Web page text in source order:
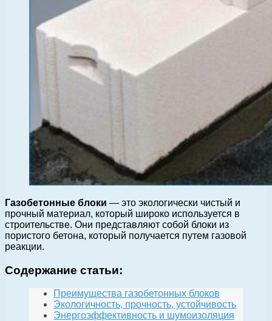
Газобетонные блоки — это экологически чистый и
прочный материал, который широко используется в
строительстве. Они представляют собой блоки из
пористого бетона, который получается путем газовой
реакции.
Содержание статьи:
Преимущества газобетонных блоков
Экологичность, прочность, устойчивость
Энергоэффективность и шумоизоляция